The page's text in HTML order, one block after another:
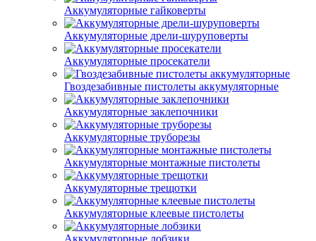
Аккумуляторные гайковерты
Аккумуляторные дрели-шуруповерты
Аккумуляторные просекатели
Гвоздезабивные пистолеты аккумуляторные
Аккумуляторные заклепочники
Аккумуляторные труборезы
Аккумуляторные монтажные пистолеты
Аккумуляторные трещотки
Аккумуляторные клеевые пистолеты
Аккумуляторные лобзики